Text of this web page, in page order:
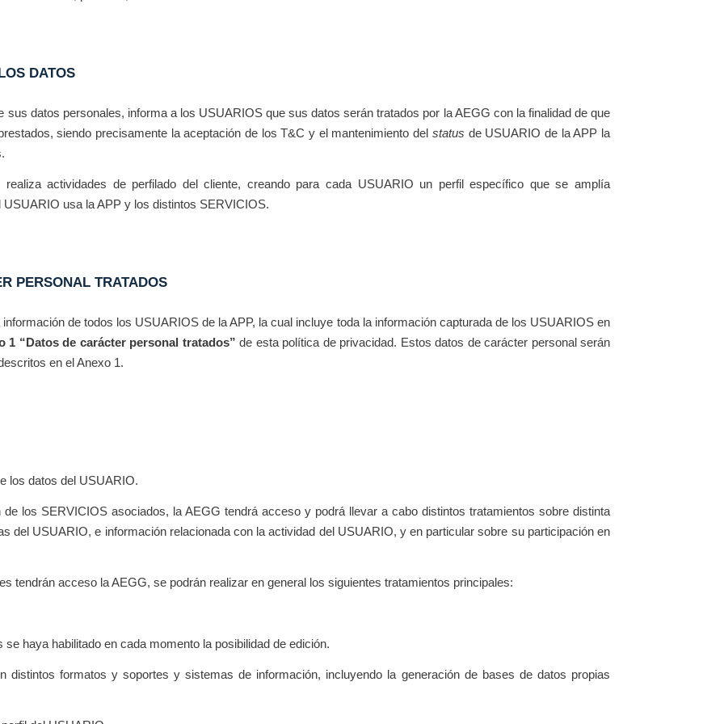
DATOS
sus datos personales, informa a los USUARIOS que sus datos serán tratados por la AEGG con la finalidad de que
siendo precisamente la aceptación de los T&C y el mantenimiento del status de USUARIO de la APP la
actividades de perfilado del cliente, creando para cada USUARIO un perfil específico que se amplía
usa la APP y los distintos SERVICIOS.
PERSONAL TRATADOS
de todos los USUARIOS de la APP, la cual incluye toda la información capturada de los USUARIOS en
1 “Datos de carácter personal tratados”de esta política de privacidad. Estos datos de carácter personal serán
en el Anexo 1.
los datos del USUARIO.
los SERVICIOS asociados, la AEGG tendrá acceso y podrá llevar a cabo distintos tratamientos sobre distinta
del USUARIO, e información relacionada con la actividad del USUARIO, y en particular sobre su participación en
tendrán acceso la AEGG, se podrán realizar en general los siguientes tratamientos principales:
haya habilitado en cada momento la posibilidad de edición.
formatos y soportes y sistemas de información, incluyendo la generación de bases de datos propias